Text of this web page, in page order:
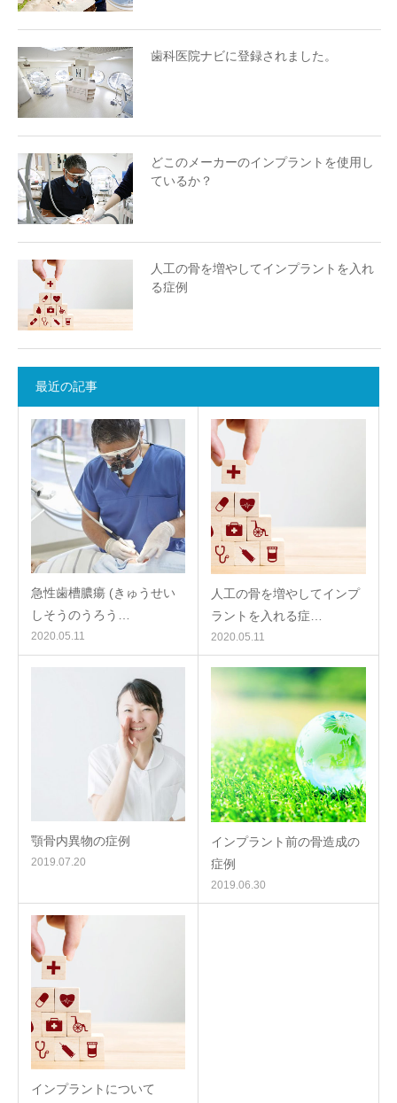
歯科医院ナビに登録されました。
どこのメーカーのインプラントを使用し
ているか？
人工の骨を増やしてインプラントを入れ
る症例
最近の記事
急性歯槽膿瘍 (きゅうせい
しそうのうろう…
2020.05.11
人工の骨を増やしてインプ
ラントを入れる症…
2020.05.11
顎骨内異物の症例
2019.07.20
インプラント前の骨造成の
症例
2019.06.30
インプラントについて